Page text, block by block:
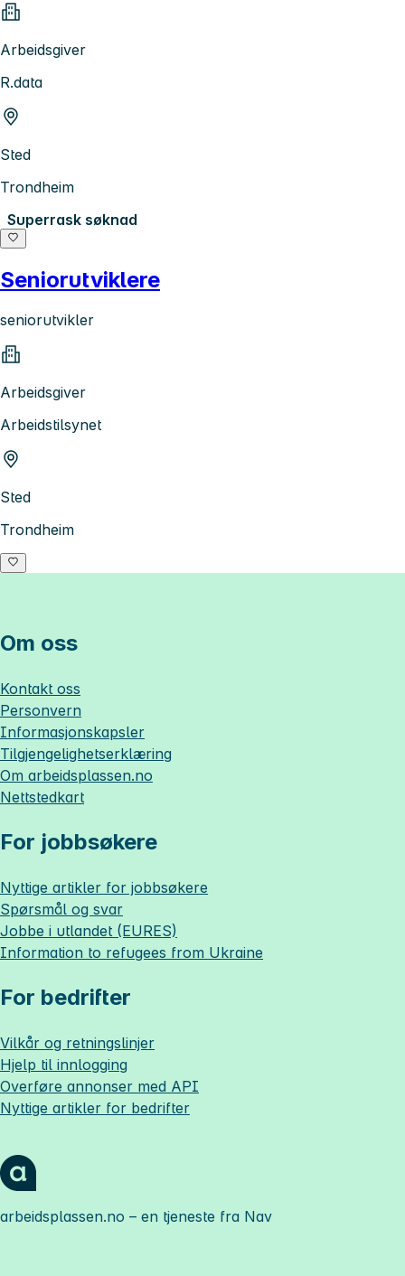
Arbeidsgiver
R.data
Sted
Trondheim
Superrask søknad
Seniorutviklere
seniorutvikler
Arbeidsgiver
Arbeidstilsynet
Sted
Trondheim
Om oss
Kontakt oss
Personvern
Informasjonskapsler
Tilgjengelighetserklæring
Om arbeidsplassen.no
Nettstedkart
For jobbsøkere
Nyttige artikler for jobbsøkere
Spørsmål og svar
Jobbe i utlandet (EURES)
Information to refugees from Ukraine
For bedrifter
Vilkår og retningslinjer
Hjelp til innlogging
Overføre annonser med API
Nyttige artikler for bedrifter
arbeidsplassen.no – en tjeneste fra Nav